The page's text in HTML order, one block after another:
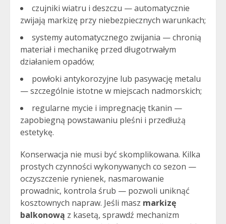
czujniki wiatru i deszczu — automatycznie
zwijają markizę przy niebezpiecznych warunkach;
systemy automatycznego zwijania — chronią
materiał i mechanikę przed długotrwałym
działaniem opadów;
powłoki antykorozyjne lub pasywację metalu
— szczególnie istotne w miejscach nadmorskich;
regularne mycie i impregnację tkanin —
zapobiegną powstawaniu pleśni i przedłużą
estetykę.
Konserwacja nie musi być skomplikowana. Kilka
prostych czynności wykonywanych co sezon —
oczyszczenie rynienek, nasmarowanie
prowadnic, kontrola śrub — pozwoli uniknąć
kosztownych napraw. Jeśli masz markizę
balkonową z kasetą, sprawdź mechanizm